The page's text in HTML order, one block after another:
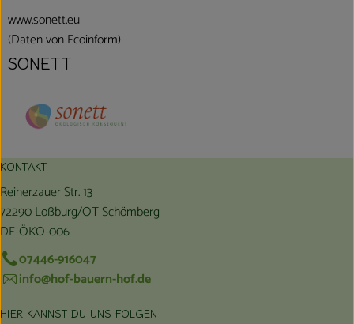
www.sonett.eu
(Daten von Ecoinform)
SONETT
KONTAKT
Reinerzauer Str. 13
72290 Loßburg/OT Schömberg
DE-ÖKO-006
07446-916047
info@hof-bauern-hof.de
HIER KANNST DU UNS FOLGEN